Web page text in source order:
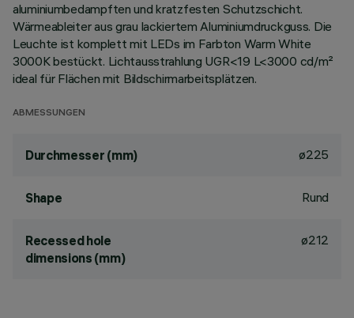
aluminiumbedampften und kratzfesten Schutzschicht.
Wärmeableiter aus grau lackiertem Aluminiumdruckguss. Die
Leuchte ist komplett mit LEDs im Farbton Warm White
3000K bestückt. Lichtausstrahlung UGR<19 L<3000 cd/m²
ideal für Flächen mit Bildschirmarbeitsplätzen.
ABMESSUNGEN
Durchmesser (mm) ø225
Shape Rund
Recessed hole
dimensions (mm)
ø212